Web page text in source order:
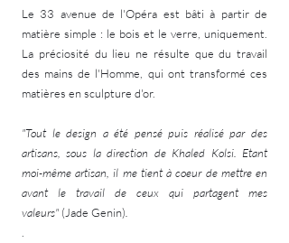
Le 33 avenue de l'Opéra est bâti à partir de
matière simple : le bois et le verre, uniquement.
La préciosité du lieu ne résulte que du travail
des mains de l'Homme, qui ont transformé ces
matières en sculpture d'or.
"Tout le design a été pensé puis réalisé par des
artisans, sous la direction de Khaled Kolsi. Etant
moi-même artisan, il me tient à coeur de mettre en
avant le travail de ceux qui partagent mes
valeurs" (Jade Genin)